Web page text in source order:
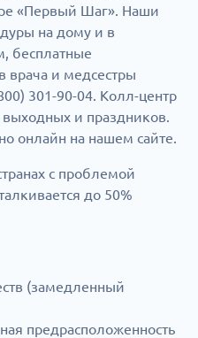
«Первый Шаг». Наши
на дому и в
бесплатные
врача и медсестры
301-90-04. Колл-центр
выходных и праздников.
онлайн на нашем сайте.
с проблемой
до 50%
(замедленный
предрасположенность